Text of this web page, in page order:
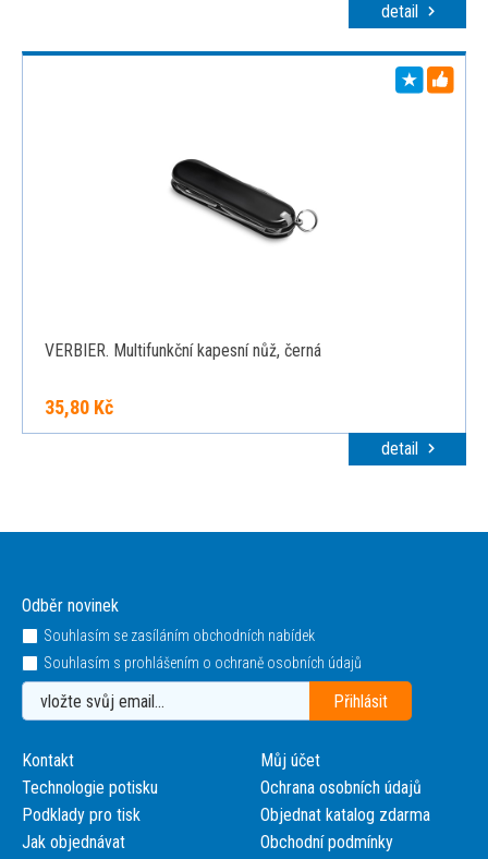
detail
VERBIER. Multifunkční kapesní nůž, černá
35,80 Kč
detail
Odběr novinek
Souhlasím se zasíláním obchodních nabídek
Souhlasím s prohlášením o ochraně osobních údajů
Kontakt
Technologie potisku
Podklady pro tisk
Jak objednávat
Můj účet
Ochrana osobních údajů
Objednat katalog zdarma
Obchodní podmínky